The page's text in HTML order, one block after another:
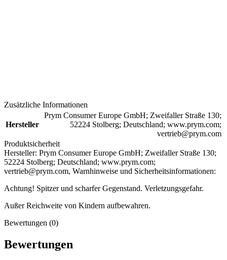
Zusätzliche Informationen
Hersteller
Prym Consumer Europe GmbH; Zweifaller Straße 130;
52224 Stolberg; Deutschland; www.prym.com;
vertrieb@prym.com
Produktsicherheit
Hersteller: Prym Consumer Europe GmbH; Zweifaller Straße 130;
52224 Stolberg; Deutschland; www.prym.com;
vertrieb@prym.com, Warnhinweise und Sicherheitsinformationen:
Achtung! Spitzer und scharfer Gegenstand. Verletzungsgefahr.
Außer Reichweite von Kindern aufbewahren.
Bewertungen (0)
Bewertungen